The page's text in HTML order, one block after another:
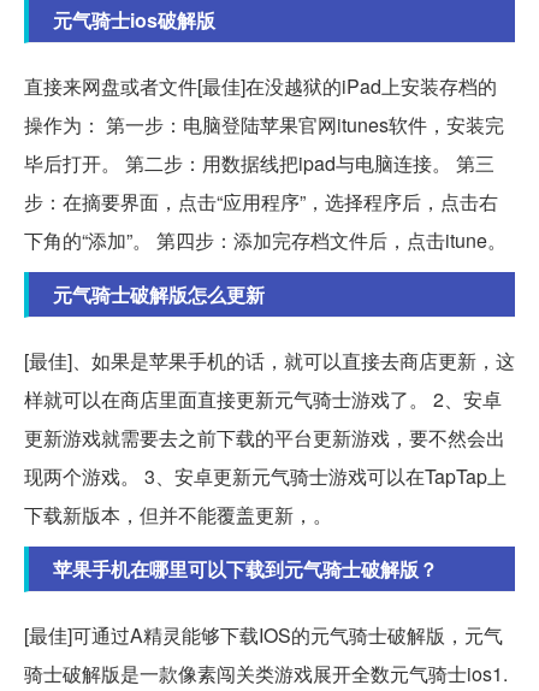
元气骑士ios破解版
直接来网盘或者文件[最佳]在没越狱的iPad上安装存档的
操作为： 第一步：电脑登陆苹果官网itunes软件，安装完
毕后打开。 第二步：用数据线把ipad与电脑连接。 第三
步：在摘要界面，点击“应用程序”，选择程序后，点击右
下角的“添加”。 第四步：添加完存档文件后，点击itune。
元气骑士破解版怎么更新
[最佳]、如果是苹果手机的话，就可以直接去商店更新，这
样就可以在商店里面直接更新元气骑士游戏了。 2、安卓
更新游戏就需要去之前下载的平台更新游戏，要不然会出
现两个游戏。 3、安卓更新元气骑士游戏可以在TapTap上
下载新版本，但并不能覆盖更新，。
苹果手机在哪里可以下载到元气骑士破解版？
[最佳]可通过A精灵能够下载IOS的元气骑士破解版，元气
骑士破解版是一款像素闯关类游戏展开全数元气骑士ios1.